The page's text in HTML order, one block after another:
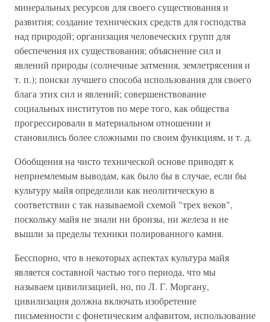
минеральных ресурсов для своего существования и
развития; создание технических средств для господства
над природой; организация человеческих групп для
обеспечения их существования; объяснение сил и
явлений природы (солнечные затмения, землетрясения и
т. п.); поиски лучшего способа использования для своего
блага этих сил и явлений; совершенствование
социальных институтов по мере того, как общества
прогрессировали в материальном отношении и
становились более сложными по своим функциям, и т. д.
Обобщения на чисто технической основе приводят к
неприемлемым выводам, как было бы в случае, если бы
культуру майя определили как неолитическую в
соответствии с так называемой схемой "трех веков",
поскольку майя не знали ни бронзы, ни железа и не
вышли за пределы техники полированного камня.
Бесспорно, что в некоторых аспектах культура майя
является составной частью того периода, что мы
называем цивилизацией, но, по Л. Г. Моргану,
цивилизация должна включать изобретение
письменности с фонетическим алфавитом, использование